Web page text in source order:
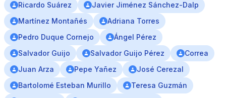
Ricardo Suárez
Javier Jiménez Sánchez-Dalp
Martínez Montañés
Adriana Torres
Pedro Duque Cornejo
Ángel Pérez
Salvador Guijo
Salvador Guijo Pérez
Correa
Juan Arza
Pepe Yañez
José Cerezal
Bartolomé Esteban Murillo
Teresa Guzmán